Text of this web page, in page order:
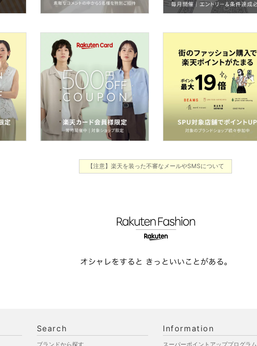
【注意】楽天を装った不審なメールやSMSについて
Search
ブランドから探す
Information
スーパーポイントアッププログラム